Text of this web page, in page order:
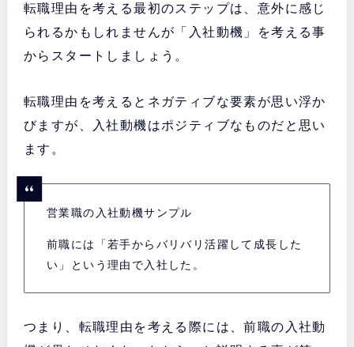
転職理由を考える最初のステップは、意外に感じ
られるかもしれませんが「入社動機」を考える事
からスタートしましょう。
転職理由を考えるとネガティブな要素が思い浮か
びますが、入社動機はポジティブなものだと思い
ます。
営業職の入社動機サンプル
前職には「若手からバリバリ活躍して成長した
い」という理由で入社した。
つまり、転職理由を考える際には、前職の入社動